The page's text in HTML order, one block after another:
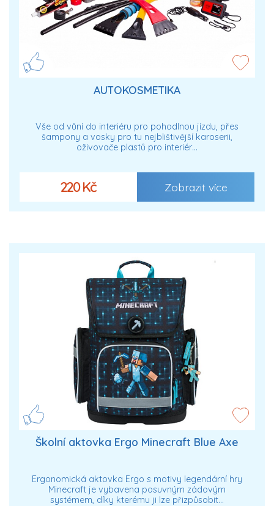
AUTOKOSMETIKA
Vše od vůní do interiéru pro pohodlnou jízdu, přes
šampony a vosky pro tu nejblištivější karoserii,
oživovače plastů pro interiér…
220 Kč Zobrazit více
Školní aktovka Ergo Minecraft Blue Axe
Ergonomická aktovka Ergo s motivy legendární hry
Minecraft je vybavena posuvným zádovým
systémem, díky kterému ji lze přizpůsobit…